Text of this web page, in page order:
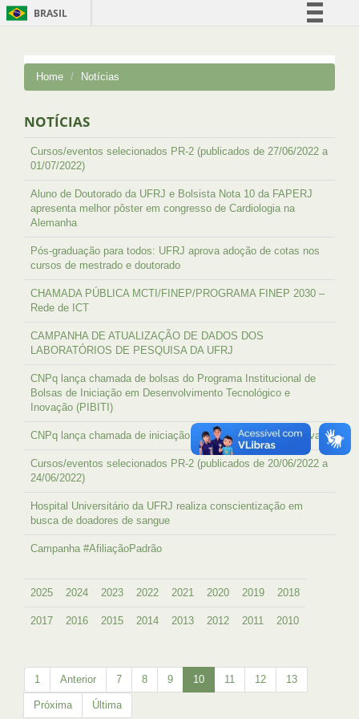
BRASIL
Comunica BR
Canais
Home Notícias
NOTÍCIAS
Cursos/eventos selecionados PR-2 (publicados de 27/06/2022 a
01/07/2022)
Aluno de Doutorado da UFRJ e Bolsista Nota 10 da FAPERJ
apresenta melhor pôster em congresso de Cardiologia na
Alemanha
Pós-graduação para todos: UFRJ aprova adoção de cotas nos
cursos de mestrado e doutorado
CHAMADA PÚBLICA MCTI/FINEP/PROGRAMA FINEP 2030 –
Rede de ICT
CAMPANHA DE ATUALIZAÇÃO DE DADOS DOS
LABORATÓRIOS DE PESQUISA DA UFRJ
CNPq lança chamada de bolsas do Programa Institucional de
Bolsas de Iniciação em Desenvolvimento Tecnológico e
Inovação (PIBITI)
CNPq lança chamada de iniciação científica: Ações Afirmativas
Cursos/eventos selecionados PR-2 (publicados de 20/06/2022 a
24/06/2022)
Hospital Universitário da UFRJ realiza conscientização em
busca de doadores de sangue
Campanha #AfiliaçãoPadrão
2025 2024 2023 2022 2021 2020 2019 2018
2017 2016 2015 2014 2013 2012 2011 2010
1 Anterior 7 8 9 10 11 12 13
Próxima Última